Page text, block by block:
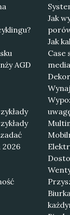
AGD
2026
Jak
Jak
Case
media